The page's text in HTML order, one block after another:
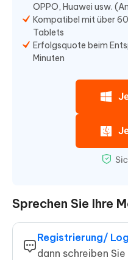
OPPO, Huawei usw.
Kompatibel mit über
Tablets
Erfolgsquote beim
Minuten
Sprechen Sie Ihre
Registrierung/
dann schreiben